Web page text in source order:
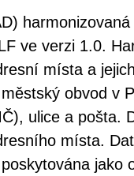
ve verzi 1.0.
místa a
obvod v
ulice a pošta.
místa.
jako